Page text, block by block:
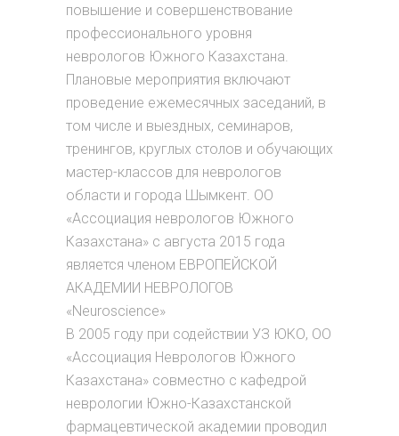
повышение и совершенствование
профессионального уровня
неврологов Южного Казахстана.
Плановые мероприятия включают
проведение ежемесячных заседаний, в
том числе и выездных, семинаров,
тренингов, круглых столов и обучающих
мастер-классов для неврологов
области и города Шымкент. ОО
«Ассоциация неврологов Южного
Казахстана» с августа 2015 года
является членом ЕВРОПЕЙСКОЙ
АКАДЕМИИ НЕВРОЛОГОВ
«Neuroscience»
В 2005 году при содействии УЗ ЮКО, ОО
«Ассоциация Неврологов Южного
Казахстана» совместно с кафедрой
неврологии Южно-Казахстанской
фармацевтической академии проводил